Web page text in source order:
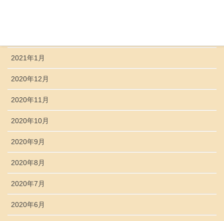
2021年1月
2020年12月
2020年11月
2020年10月
2020年9月
2020年8月
2020年7月
2020年6月